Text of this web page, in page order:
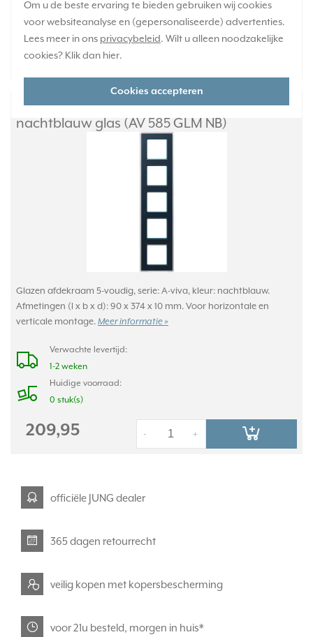
Om u de beste ervaring te bieden gebruiken wij cookies
voor websiteanalyse en (gepersonaliseerde) advertenties.
Lees meer in ons privacybeleid. Wilt u alleen noodzakelijke
cookies? Klik dan hier.
Cookies accepteren
Huidige voorraad:
0 stuk(s)
168,95
JUNG afdekraam 5-voudig A Viva
nachtblauw glas (AV 585 GLM NB)
Glazen afdekraam 5-voudig, serie: A-viva, kleur: nachtblauw.
Afmetingen (l x b x d): 90 x 374 x 10 mm. Voor horizontale en
verticale montage. Meer informatie »
Verwachte levertijd:
1-2 weken
Huidige voorraad:
0 stuk(s)
209,95 +
-
officiële JUNG dealer
365 dagen retourrecht
veilig kopen met kopersbescherming
voor 21u besteld, morgen in huis*